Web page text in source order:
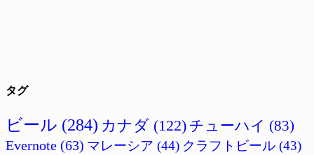
タグ
ビール (284) カナダ (122) チューハイ (83)
Evernote (63) マレーシア (44) クラフトビール (43)